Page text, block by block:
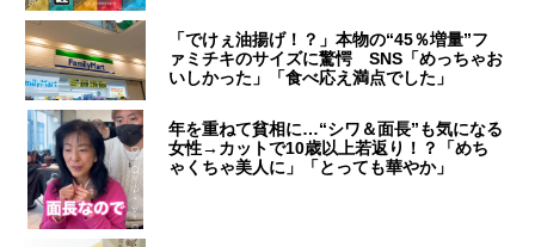
「でけぇ油揚げ！？」本物の“45％増量”フ
ァミチキのサイズに驚愕 SNS「めっちゃお
いしかった」「食べ応え満点でした」
年を重ねて貧相に…“シワ＆面長”も気になる
女性→カットで10歳以上若返り！？「めち
ゃくちゃ美人に」「とっても華やか」